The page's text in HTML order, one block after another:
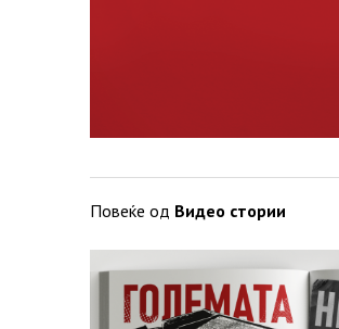
Повеќе од Видео стории